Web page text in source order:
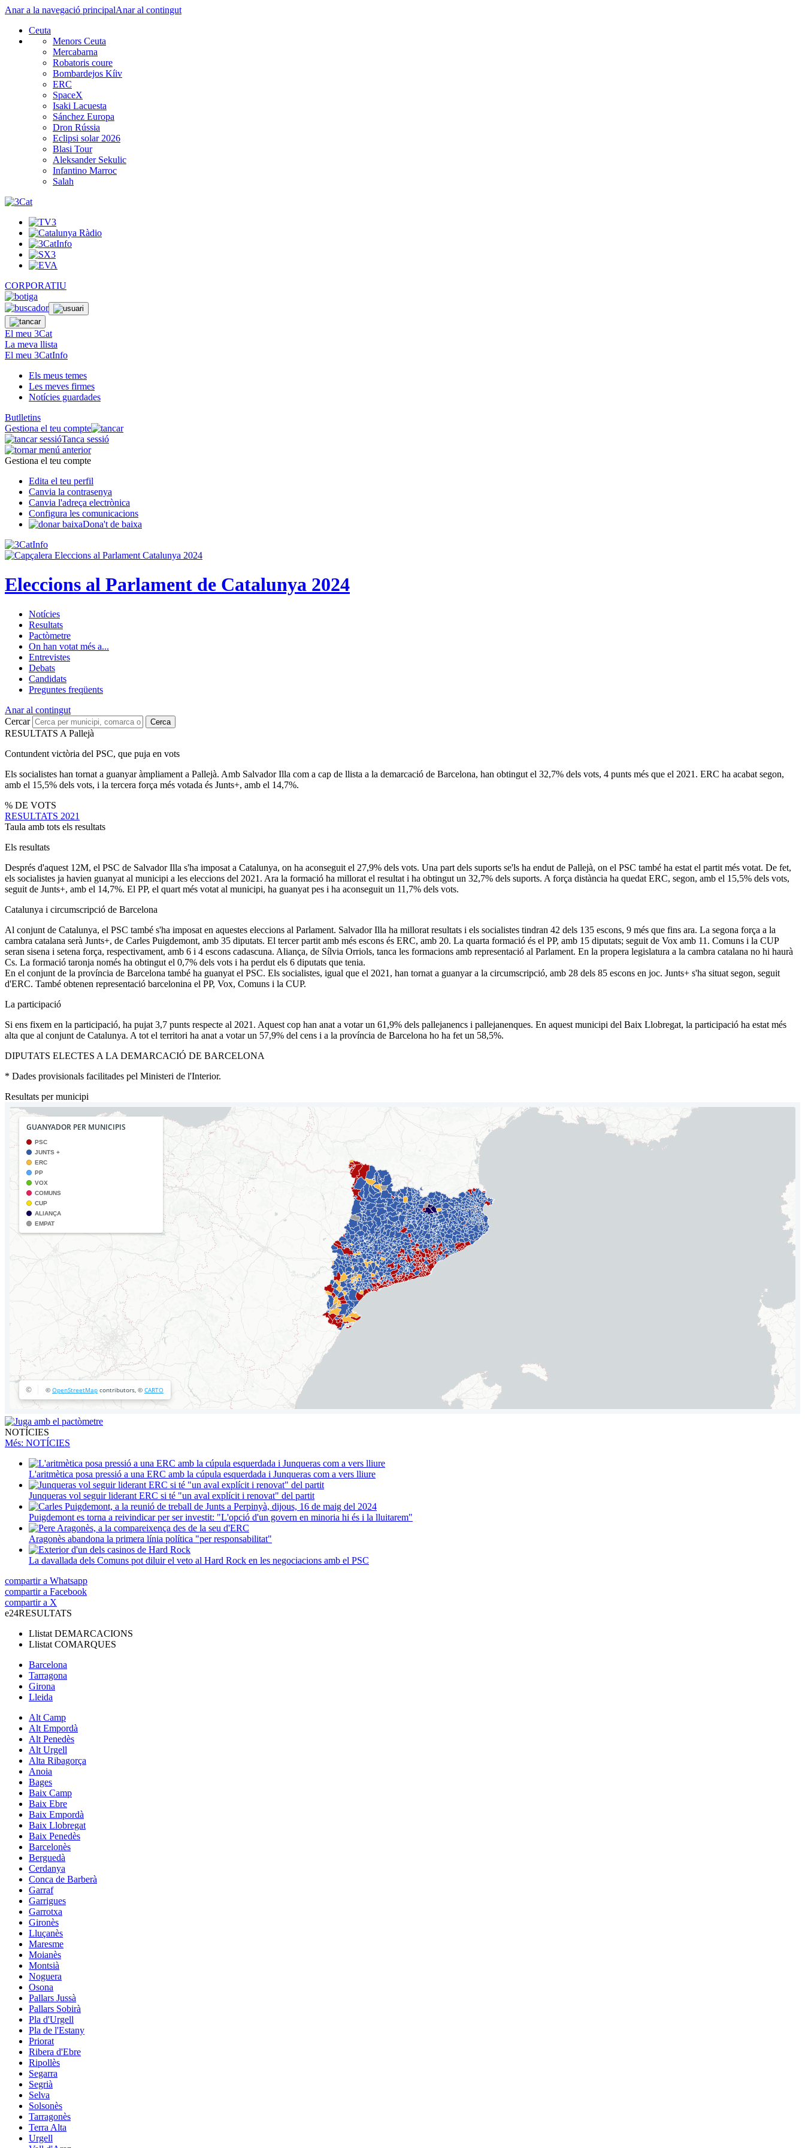
Anar a la navegació principalAnar al contingut
Ceuta
Menors Ceuta
Mercabarna
Robatoris coure
Bombardejos Kíiv
ERC
SpaceX
Isaki Lacuesta
Sánchez Europa
Dron Rússia
Eclipsi solar 2026
Blasi Tour
Aleksander Sekulic
Infantino Marroc
Salah
CORPORATIU
El meu 3Cat
La meva llista
El meu 3CatInfo
Els meus temes
Les meves firmes
Notícies guardades
Butlletins
Gestiona el teu compte
Tanca sessió
Gestiona el teu compte
Edita el teu perfil
Canvia la contrasenya
Canvia l'adreça electrònica
Configura les comunicacions
Dona't de baixa
Eleccions al Parlament de Catalunya 2024
Notícies
Resultats
Pactòmetre
On han votat més a...
Entrevistes
Debats
Candidats
Preguntes freqüents
Anar al contingut
Cercar
Cerca
RESULTATS A Pallejà
Contundent victòria del PSC, que puja en vots
Els socialistes han tornat a guanyar àmpliament a Pallejà. Amb Salvador Illa com a cap de llista a la demarcació de Barcelona, han obtingut el 32,7% dels vots, 4 punts més que el 2021. ERC ha acabat segon,
amb el 15,5% dels vots, i la tercera força més votada és Junts+, amb el 14,7%.
% DE VOTS
RESULTATS 2021
Taula amb tots els resultats
Els resultats
Després d'aquest 12M, el PSC de Salvador Illa s'ha imposat a Catalunya, on ha aconseguit el 27,9% dels vots. Una part dels suports se'ls ha endut de Pallejà, on el PSC també ha estat el partit més votat. De fet,
els socialistes ja havien guanyat al municipi a les eleccions del 2021. Ara la formació ha millorat el resultat i ha obtingut un 32,7% dels suports. A força distància ha quedat ERC, segon, amb el 15,5% dels vots,
seguit de Junts+, amb el 14,7%. El PP, el quart més votat al municipi, ha guanyat pes i ha aconseguit un 11,7% dels vots.
Catalunya i circumscripció de Barcelona
Al conjunt de Catalunya, el PSC també s'ha imposat en aquestes eleccions al Parlament. Salvador Illa ha millorat resultats i els socialistes tindran 42 dels 135 escons, 9 més que fins ara. La segona força a la
cambra catalana serà Junts+, de Carles Puigdemont, amb 35 diputats. El tercer partit amb més escons és ERC, amb 20. La quarta formació és el PP, amb 15 diputats; seguit de Vox amb 11. Comuns i la CUP
seran sisena i setena força, respectivament, amb 6 i 4 escons cadascuna. Aliança, de Sílvia Orriols, tanca les formacions amb representació al Parlament. En la propera legislatura a la cambra catalana no hi haurà
Cs. La formació taronja només ha obtingut el 0,7% dels vots i ha perdut els 6 diputats que tenia.
En el conjunt de la província de Barcelona també ha guanyat el PSC. Els socialistes, igual que el 2021, han tornat a guanyar a la circumscripció, amb 28 dels 85 escons en joc. Junts+ s'ha situat segon, seguit
d'ERC. També obtenen representació barcelonina el PP, Vox, Comuns i la CUP.
La participació
Si ens fixem en la participació, ha pujat 3,7 punts respecte al 2021. Aquest cop han anat a votar un 61,9% dels pallejanencs i pallejanenques. En aquest municipi del Baix Llobregat, la participació ha estat més
alta que al conjunt de Catalunya. A tot el territori ha anat a votar un 57,9% del cens i a la província de Barcelona ho ha fet un 58,5%.
DIPUTATS ELECTES A LA DEMARCACIÓ DE BARCELONA
* Dades provisionals facilitades pel Ministeri de l'Interior.
Resultats per municipi
NOTÍCIES
Més: NOTÍCIES
L'aritmètica posa pressió a una ERC amb la cúpula esquerdada i Junqueras com a vers lliure
Junqueras vol seguir liderant ERC si té "un aval explícit i renovat" del partit
Puigdemont es torna a reivindicar per ser investit: "L'opció d'un govern en minoria hi és i la lluitarem"
Aragonès abandona la primera línia política "per responsabilitat"
La davallada dels Comuns pot diluir el veto al Hard Rock en les negociacions amb el PSC
compartir a Whatsapp
compartir a Facebook
compartir a X
e24RESULTATS
Llistat DEMARCACIONS
Llistat COMARQUES
Barcelona
Tarragona
Girona
Lleida
Alt Camp
Alt Empordà
Alt Penedès
Alt Urgell
Alta Ribagorça
Anoia
Bages
Baix Camp
Baix Ebre
Baix Empordà
Baix Llobregat
Baix Penedès
Barcelonès
Berguedà
Cerdanya
Conca de Barberà
Garraf
Garrigues
Garrotxa
Gironès
Lluçanès
Maresme
Moianès
Montsià
Noguera
Osona
Pallars Jussà
Pallars Sobirà
Pla d'Urgell
Pla de l'Estany
Priorat
Ribera d'Ebre
Ripollès
Segarra
Segrià
Selva
Solsonès
Tarragonès
Terra Alta
Urgell